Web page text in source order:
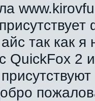
так как я
QuickFox 2